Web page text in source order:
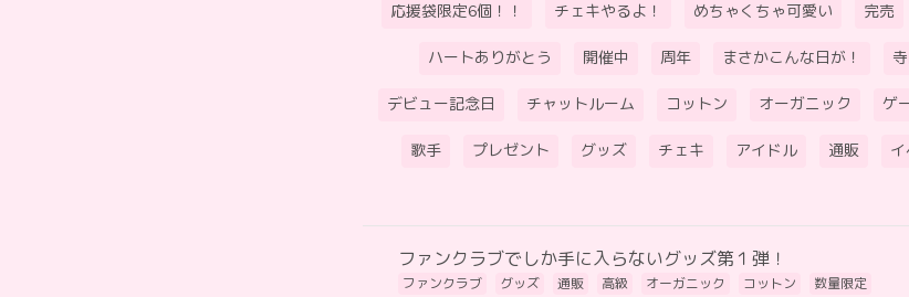
応援袋限定6個！！ チェキやるよ！ めちゃくちゃ可愛い 完売
ハートありがとう 開催中 周年 まさかこんな日が！
デビュー記念日 チャットルーム コットン オーガニック ゲ
歌手 プレゼント グッズ チェキ アイドル 通販
ファンクラブでしか手に入らないグッズ第１弾！
ファンクラブ グッズ 通販 高級 オーガニック コットン
数量限定